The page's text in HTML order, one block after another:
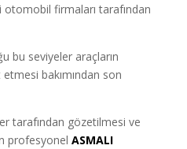
firmaları tarafından
bu seviyeler araçların
bakımından son
tarafından gözetilmesi ve
profesyonel ASMALI